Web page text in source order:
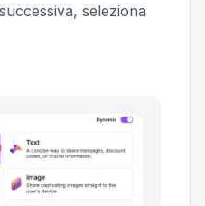
seleziona